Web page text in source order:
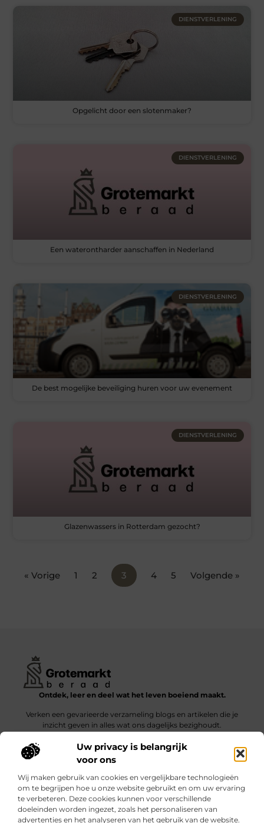
Uw privacy is belangrijk
voor ons
Wij maken gebruik van cookies en vergelijkbare technologieën
om te begrijpen hoe u onze website gebruikt en om uw ervaring
te verbeteren. Deze cookies kunnen voor verschillende
doeleinden worden ingezet, zoals het personaliseren van
advertenties en het analyseren van het gebruik van de website.
DIENSTVERLENING
Opgelicht door een slotenmaker?
DIENSTVERLENING
Een waterontharder aanschaffen in Nederland
DIENSTVERLENING
De best mogelijke beveiliging huren voor uw evenement
DIENSTVERLENING
Glazenwassers in Rotterdam gezocht?
« Vorige 1 2 3 4 5 Volgende »
Ontdek, leer en deel wat het leven boeiend maakt.
Verken een gevarieerde verzameling blogs en artikelen die je
inzicht geven in alles wat ons dagelijks bezighoudt.
Bericht categorie
Onze informatie